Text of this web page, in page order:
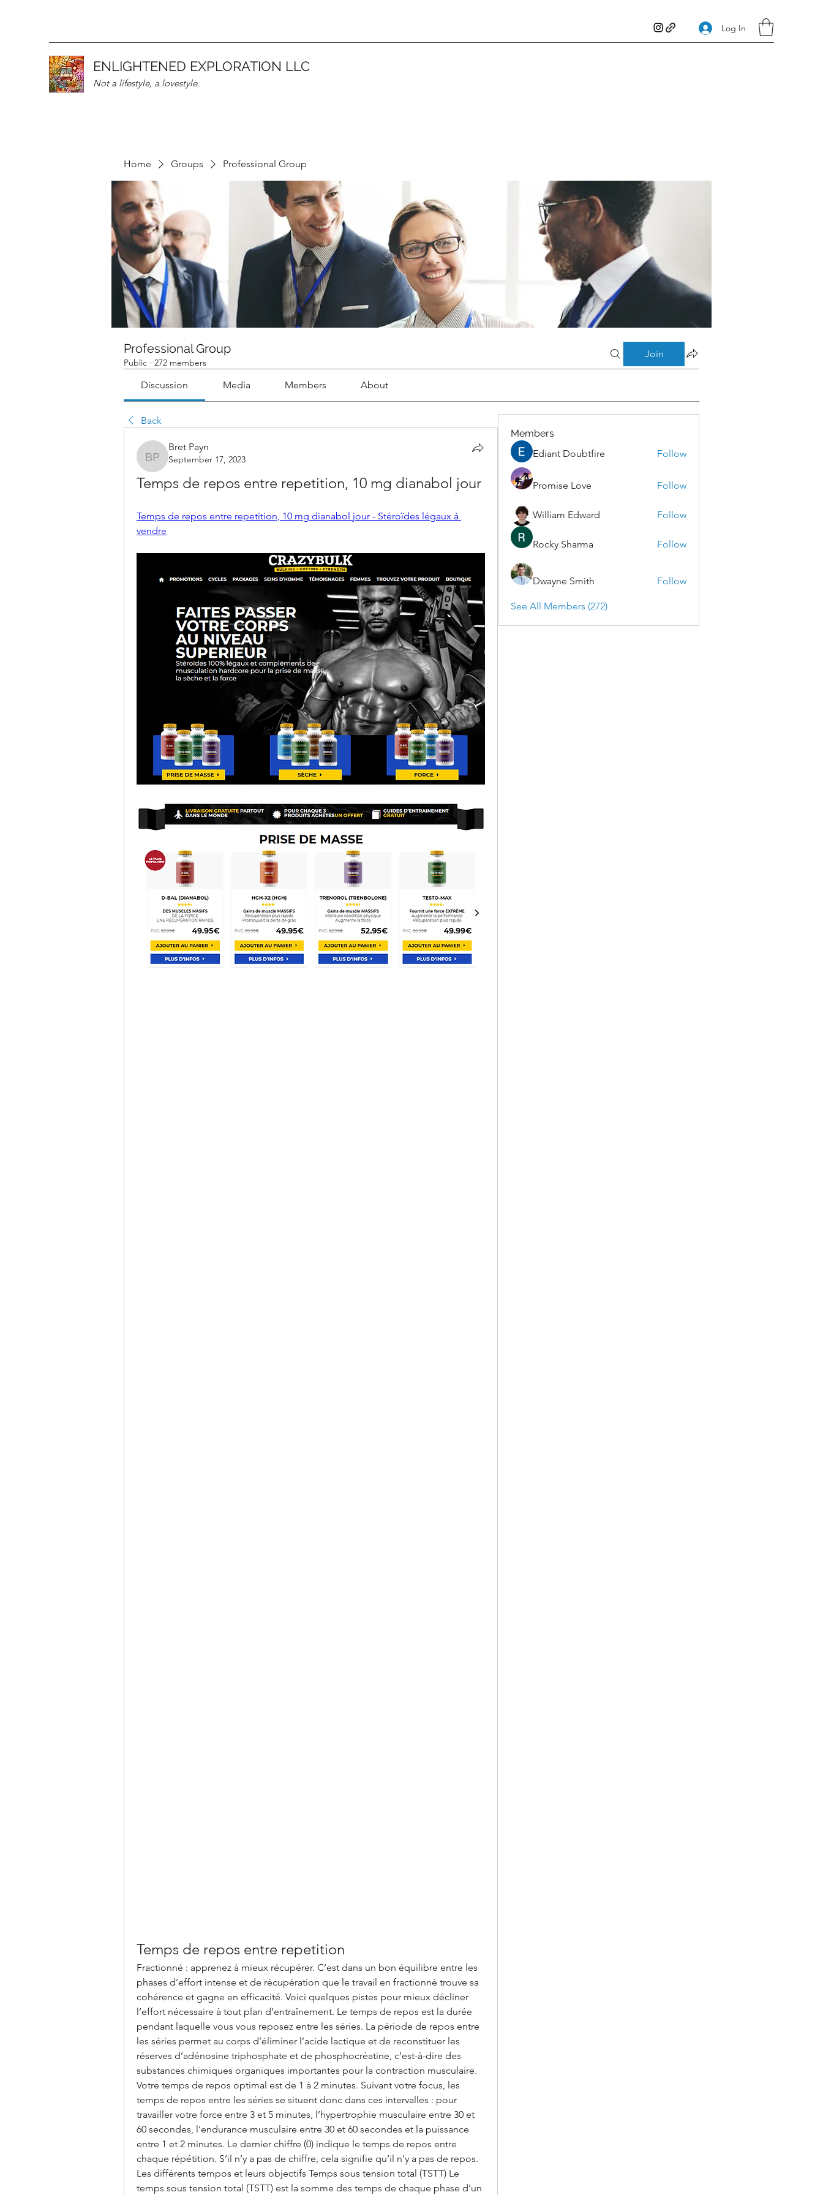
Log In
ENLIGHTENED EXPLORATION LLC
Not a lifestyle, a lovestyle.
Home Groups Professional Group
Professional Group
Public · 272 members
Join
Discussion Media Members About
Back
Bret Payn
Bret Payn
September 17, 2023
Temps de repos entre repetition, 10 mg dianabol jour
Temps de repos entre repetition, 10 mg dianabol jour - Stéroïdes légaux à
vendre
Temps de repos entre repetition
Fractionné : apprenez à mieux récupérer. C’est dans un bon équilibre entre les
phases d’effort intense et de récupération que le travail en fractionné trouve sa
cohérence et gagne en efficacité. Voici quelques pistes pour mieux décliner
l’effort nécessaire à tout plan d’entraînement. Le temps de repos est la durée
pendant laquelle vous vous reposez entre les séries. La période de repos entre
les séries permet au corps d’éliminer l’acide lactique et de reconstituer les
réserves d’adénosine triphosphate et de phosphocréatine, c’est-à-dire des
substances chimiques organiques importantes pour la contraction musculaire.
Votre temps de repos optimal est de 1 à 2 minutes. Suivant votre focus, les
temps de repos entre les séries se situent donc dans ces intervalles : pour
travailler votre force entre 3 et 5 minutes, l’hypertrophie musculaire entre 30 et
60 secondes, l’endurance musculaire entre 30 et 60 secondes et la puissance
entre 1 et 2 minutes. Le dernier chiffre (0) indique le temps de repos entre
chaque répétition. S’il n’y a pas de chiffre, cela signifie qu’il n’y a pas de repos.
Les différents tempos et leurs objectifs Temps sous tension total (TSTT) Le
temps sous tension total (TSTT) est la somme des temps de chaque phase d’un
Members
Ediant Doubtfire
Follow
Promise Love Follow
William Edward Follow
Rocky Sharma Follow
Dwayne Smith Follow
See All Members (272)